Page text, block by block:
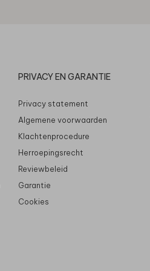
PRIVACY EN GARANTIE
Privacy statement
Algemene voorwaarden
Klachtenprocedure
Herroepingsrecht
Reviewbeleid
Garantie
Cookies